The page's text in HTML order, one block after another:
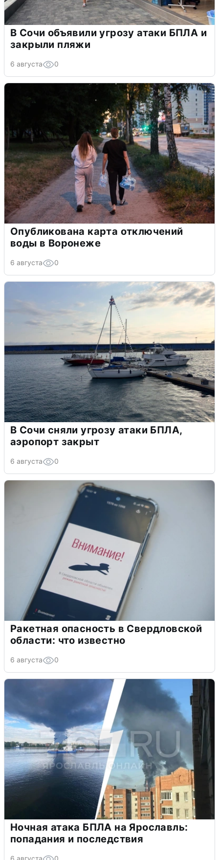
В Сочи объявили угрозу атаки БПЛА и
закрыли пляжи
6 августа 0
Опубликована карта отключений
воды в Воронеже
6 августа 0
В Сочи сняли угрозу атаки БПЛА,
аэропорт закрыт
6 августа 0
Ракетная опасность в Свердловской
области: что известно
6 августа 0
Ночная атака БПЛА на Ярославль:
попадания и последствия
6 августа 0